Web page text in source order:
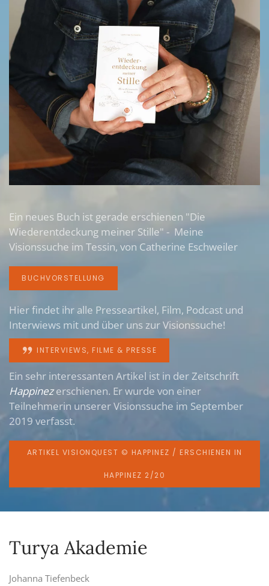
Ein neues Buch ist gerade erschienen "Die
Wiederentdeckung meiner Stille" - Meine
Visionssuche im Tessin, von Catherine Eschweiler
BUCHVORSTELLUNG
Hier findet ihr alle Presseartikel, Film, Podcast und
Interwiews mit und über uns zur Visionssuche!
INTERVIEWS, FILME & PRESSE
Ein sehr interessanten Artikel ist in der Zeitschrift
Happinezerschienen. Er wurde von einer
Teilnehmerin unserer Visionssuche im September
2019 verfasst.
ARTIKEL VISIONQUEST © HAPPINEZ / ERSCHIENEN IN
HAPPINEZ 2/20
Turya Akademie
Johanna Tiefenbeck